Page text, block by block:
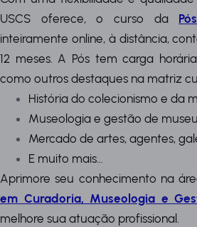
USCS oferece, o curso da
inteiramente online, à distância,
12 meses. A Pós tem carga
como outros destaques na matriz
História do colecionismo e da
Museologia e gestão de
Mercado de artes, agentes,
E muito mais…
Aprimore seu conhecimento na
em Curadoria, Museologia e
melhore sua atuação profissional.